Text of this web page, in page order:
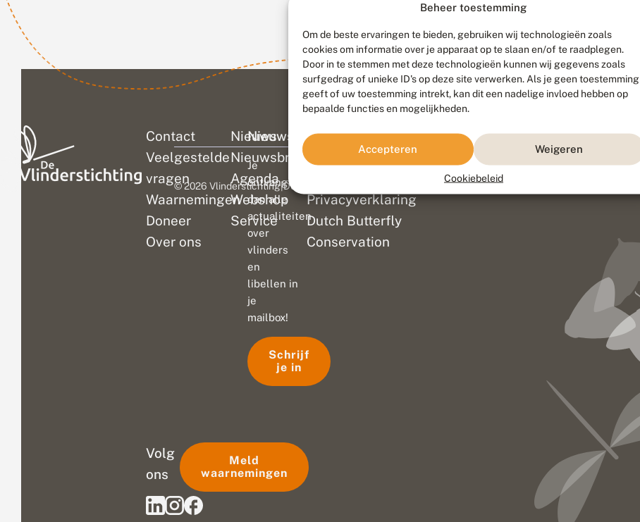
Beheer toestemming
Om de beste ervaringen te bieden, gebruiken wij technologieën zoals
cookies om informatie over je apparaat op te slaan en/of te raadplegen.
Door in te stemmen met deze technologieën kunnen wij gegevens zoals
surfgedrag of unieke ID's op deze site verwerken. Als je geen toestemming
geeft of uw toestemming intrekt, kan dit een nadelige invloed hebben op
bepaalde functies en mogelijkheden.
Accepteren Weigeren
Cookiebeleid
Contact
Veelgestelde
vragen
Waarnemingen
Doneer
Over ons
Nieuws
Nieuwsbrief
Agenda
Webshop
Service
Colofon
Disclaimer
Privacyverklaring
Dutch Butterfly
Conservation
Nieuwsbrief
Je
ontvangt
dan alle
actualiteiten
over
vlinders
en
libellen in
je
mailbox!
Schrijf
je in
Volg
ons
Meld
waarnemingen
© 2026 Vlinderstichting|Duurzaam ontwikkeld door Go2People, ontworpen door